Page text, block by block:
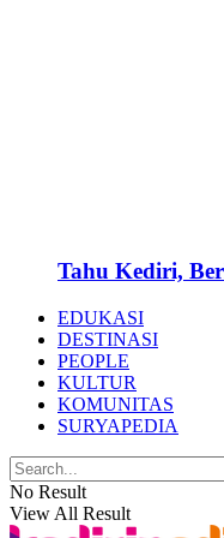
Tahu Kediri,
EDUKASI
DESTINASI
PEOPLE
KULTUR
KOMUNITAS
SURYAPEDIA
No Result
View All Result